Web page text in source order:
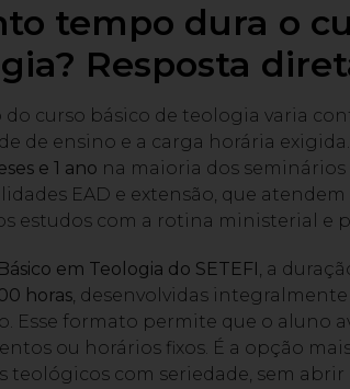
tempo dura o
Resposta
do curso básico de teologia varia
de ensino e a carga horária
e 1 ano na maioria dos
EAD e extensão, que
estudos com a rotina ministerial e
em Teologia do SETEFI, a
horas, desenvolvidas
Esse formato permite que o aluno
ou horários fixos. É a opção
teológicos com seriedade, sem